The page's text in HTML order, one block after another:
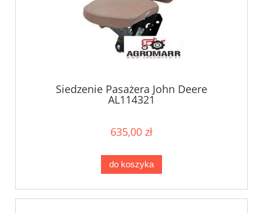
Siedzenie Pasażera John Deere
AL114321
635,00 zł
do koszyka